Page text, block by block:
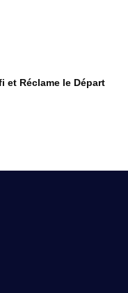
et Réclame le Départ